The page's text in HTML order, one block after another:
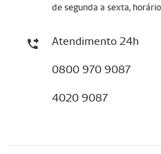
de segunda a sexta,
Atendimento 24h
0800 970 9087
4020 9087